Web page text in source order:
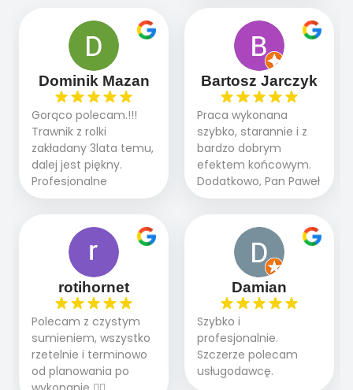
panowie wiedzą co
robią. Wszystko poszło
sprawnie i szybko.
Doradztwo w
pielęgnacji trawnika
teraz i na późniejszym
etapie jest dużym
plusem. Teraz razem
z dzieckiem i małym
pieskiem cieszymy się
pięknym trawnikiem :)
A trawa robi efekt
oczekiwaniami. Prace
przebiegały sprawnie
dzięki temu,że firma
działa kompleksowo :
ogrodnictwo,nawodnienie,
brukarstwo.Efekt
końcowy przerósł
nasze oczekiwania.
Polecamy tę firmę
wszystkim , którzy
marzą o pięknym
Dominik Mazan
Gorąco polecam.!!!
Trawnik z rolki
zakładany 3lata temu,
dalej jest piękny.
Profesjonalne
podejście do pracy,
2 zlecenia na rolkę.
Polecam.
Bartosz Jarczyk
Praca wykonana
szybko, starannie i z
bardzo dobrym
efektem końcowym.
Dodatkowo, Pan Paweł
chętnie udziela porad
rotihornet
Polecam z czystym
sumieniem, wszystko
rzetelnie i terminowo
od planowania po
Damian
Szybko i
profesjonalnie.
Szczerze polecam
usługodawcę.